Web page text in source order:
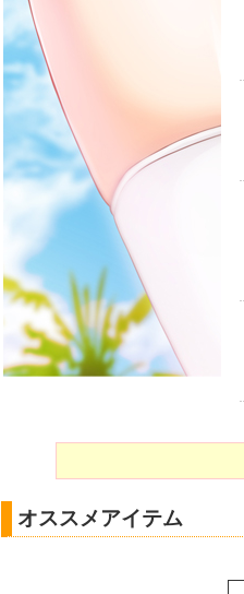
オススメアイテム